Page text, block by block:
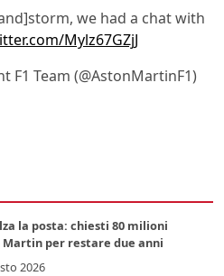
we had a chat with
Mylz67GZjJ
Team (@AstonMartinF1)
la posta: chiesti 80 milioni
Martin per restare due anni
2026